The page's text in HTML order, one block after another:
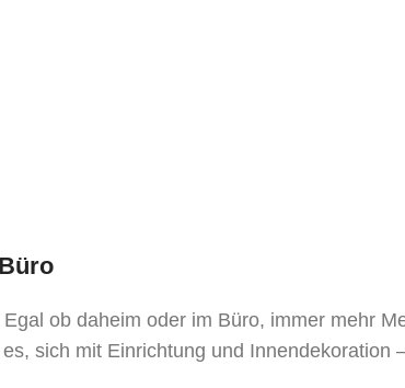
ob daheim oder im Büro, immer mehr
sich mit Einrichtung und Innendekoration